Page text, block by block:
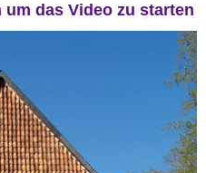
das Video zu starten